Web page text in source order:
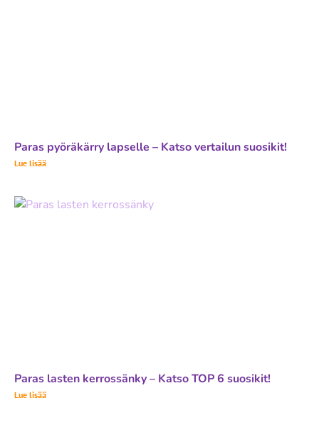
Paras pyöräkärry lapselle – Katso vertailun suosikit!
Lue lisää
Paras lasten kerrossänky – Katso TOP 6 suosikit!
Lue lisää